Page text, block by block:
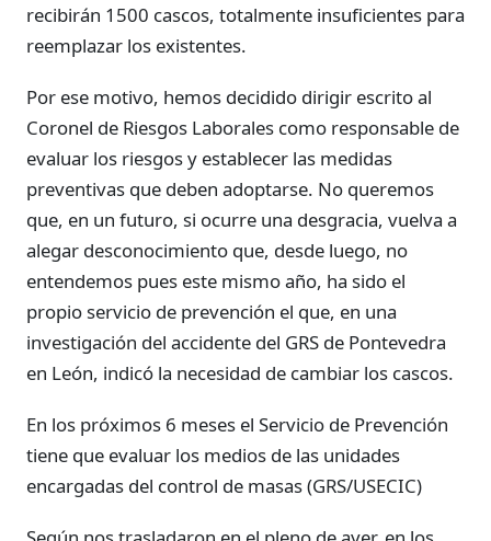
recibirán 1500 cascos, totalmente insuficientes para
reemplazar los existentes.
Por ese motivo, hemos decidido dirigir escrito al
Coronel de Riesgos Laborales como responsable de
evaluar los riesgos y establecer las medidas
preventivas que deben adoptarse. No queremos
que, en un futuro, si ocurre una desgracia, vuelva a
alegar desconocimiento que, desde luego, no
entendemos pues este mismo año, ha sido el
propio servicio de prevención el que, en una
investigación del accidente del GRS de Pontevedra
en León, indicó la necesidad de cambiar los cascos.
En los próximos 6 meses el Servicio de Prevención
tiene que evaluar los medios de las unidades
encargadas del control de masas (GRS/USECIC)